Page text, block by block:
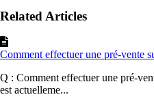
Related Articles
Comment effectuer une pré-vente
Q : Comment effectuer une pré-
est actuelleme...